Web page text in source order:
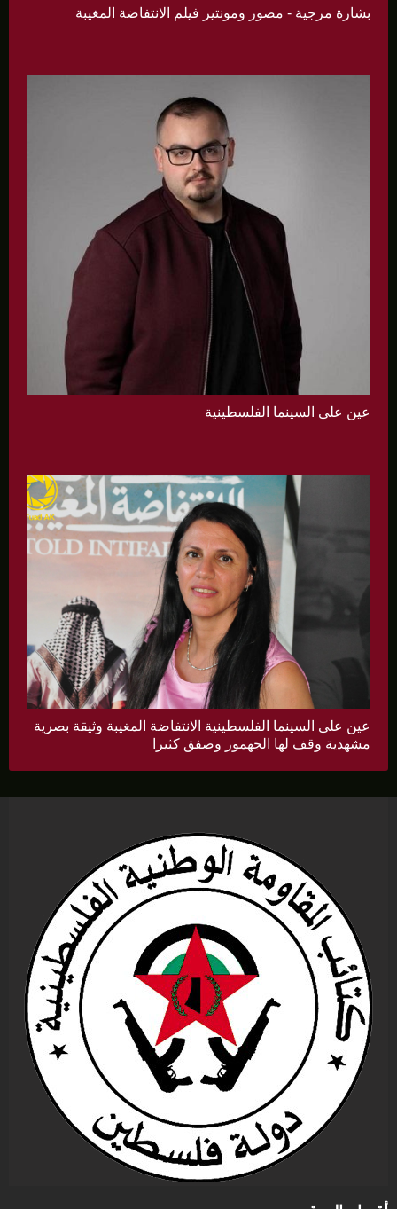
بشارة مرجية - مصور ومونتير فيلم الانتفاضة المغيبة
عين على السينما الفلسطينية
عين على السينما الفلسطينية الانتفاضة المغيبة وثيقة بصرية
مشهدية وقف لها الجهمور وصفق كثيرا